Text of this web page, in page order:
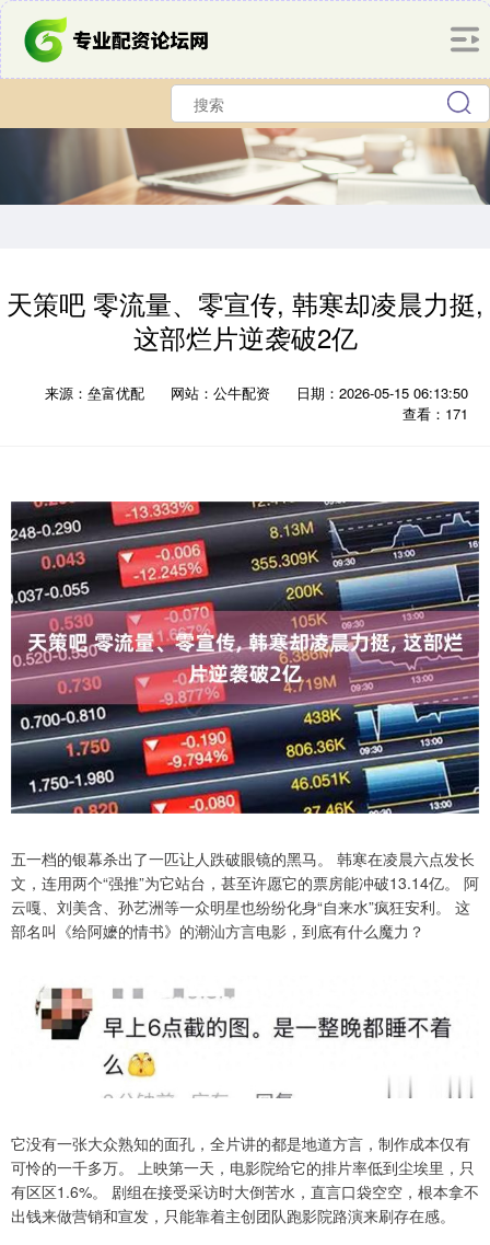
天策吧 零流量、零宣传, 韩寒却凌晨力挺,
这部烂片逆袭破2亿
来源：垒富优配 网站：公牛配资
日期：2026-05-15 06:13:50
查看：171
五一档的银幕杀出了一匹让人跌破眼镜的黑马。 韩寒在凌晨六点发长
文，连用两个“强推”为它站台，甚至许愿它的票房能冲破13.14亿。 阿
云嘎、刘美含、孙艺洲等一众明星也纷纷化身“自来水”疯狂安利。 这
部名叫《给阿嬷的情书》的潮汕方言电影，到底有什么魔力？
它没有一张大众熟知的面孔，全片讲的都是地道方言，制作成本仅有
可怜的一千多万。 上映第一天，电影院给它的排片率低到尘埃里，只
有区区1.6%。 剧组在接受采访时大倒苦水，直言口袋空空，根本拿不
出钱来做营销和宣发，只能靠着主创团队跑影院路演来刷存在感。